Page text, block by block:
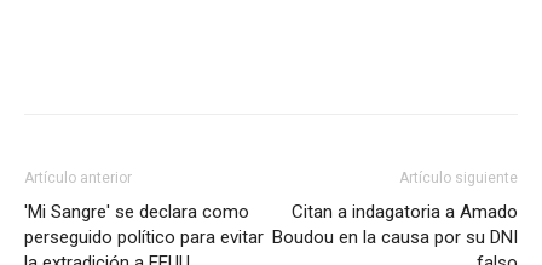
Artículo anterior
'Mi Sangre' se declara como
perseguido político para evitar
Artículo siguiente
Citan a indagatoria a Amado
Boudou en la causa por su DNI